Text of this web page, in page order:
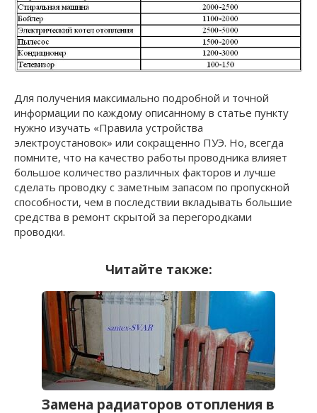
Для получения максимально подробной и точной
информации по каждому описанному в статье пункту
нужно изучать «Правила устройства
электроустановок» или сокращенно ПУЭ. Но, всегда
помните, что на качество работы проводника влияет
большое количество различных факторов и лучше
сделать проводку с заметным запасом по пропускной
способности, чем в последствии вкладывать большие
средства в ремонт скрытой за перегородками
проводки.
Читайте также:
Замена радиаторов отопления в